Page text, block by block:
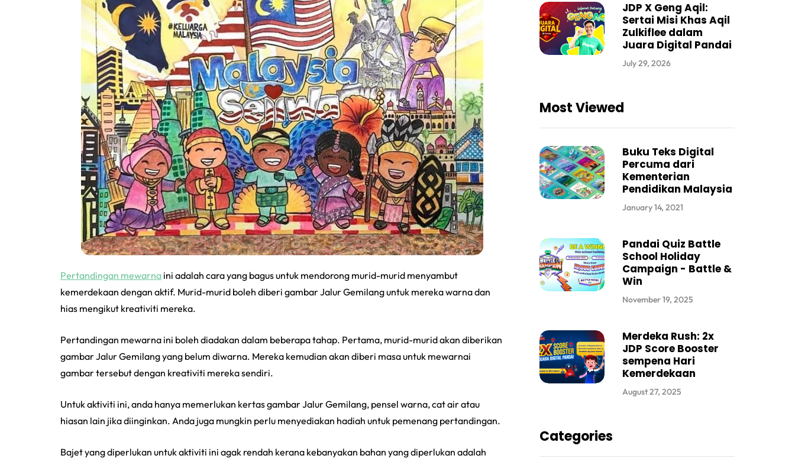
Pertandingan mewarna ini adalah cara yang bagus untuk mendorong murid-murid menyambut
kemerdekaan dengan aktif. Murid-murid boleh diberi gambar Jalur Gemilang untuk mereka warna dan
hias mengikut kreativiti mereka.
Pertandingan mewarna ini boleh diadakan dalam beberapa tahap. Pertama, murid-murid akan diberikan
gambar Jalur Gemilang yang belum diwarna. Mereka kemudian akan diberi masa untuk mewarnai
gambar tersebut dengan kreativiti mereka sendiri.
Untuk aktiviti ini, anda hanya memerlukan kertas gambar Jalur Gemilang, pensel warna, cat air atau
hiasan lain jika diinginkan. Anda juga mungkin perlu menyediakan hadiah untuk pemenang pertandingan.
Bajet yang diperlukan untuk aktiviti ini agak rendah kerana kebanyakan bahan yang diperlukan adalah
JDP X Geng Aqil:
Sertai Misi Khas Aqil
Zulkiflee dalam
Juara Digital Pandai
July 29, 2026
Most Viewed
Buku Teks Digital
Percuma dari
Kementerian
Pendidikan Malaysia
January 14, 2021
Pandai Quiz Battle
School Holiday
Campaign - Battle &
Win
November 19, 2025
Merdeka Rush: 2x
JDP Score Booster
sempena Hari
Kemerdekaan
August 27, 2025
Categories